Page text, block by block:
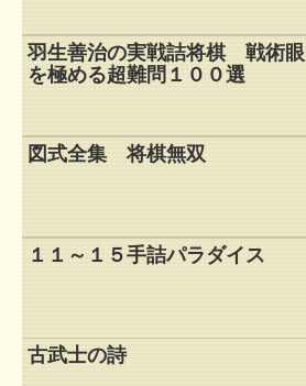
羽生善治の実戦詰将棋 戦術眼
を極める超難問１００選
図式全集 将棋無双
１１～１５手詰パラダイス
古武士の詩